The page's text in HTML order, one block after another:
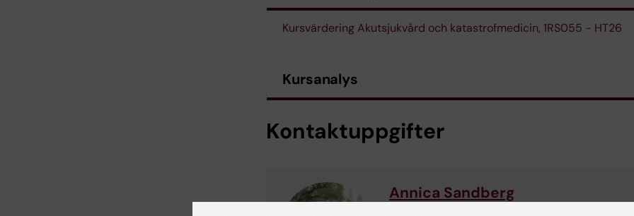
Kursvärdering Akutsjukvård och katastrofmedicin, 1RS055 - HT26
Kursanalys
Kontaktuppgifter
Annica Sandberg